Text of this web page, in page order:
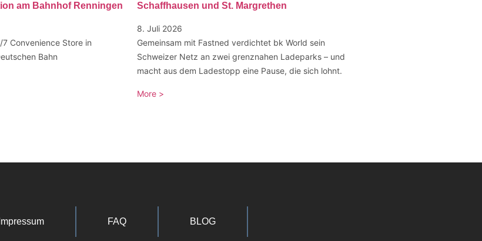
am Bahnhof Renningen
Convenience Store in
Bahn
Schaffhausen und St. Margrethen
8. Juli 2026
Gemeinsam mit Fastned verdichtet bk World sein
Schweizer Netz an zwei grenznahen Ladeparks – und
macht aus dem Ladestopp eine Pause, die sich lohnt.
More >
Impressum FAQ BLOG